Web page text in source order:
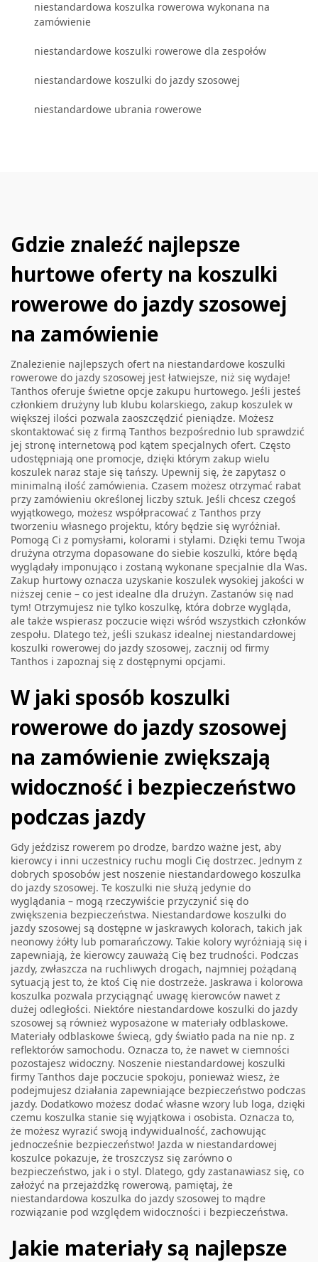
niestandardowa koszulka rowerowa wykonana na
zamówienie
niestandardowe koszulki rowerowe dla zespołów
niestandardowe koszulki do jazdy szosowej
niestandardowe ubrania rowerowe
Gdzie znaleźć najlepsze
hurtowe oferty na koszulki
rowerowe do jazdy szosowej
na zamówienie
Znalezienie najlepszych ofert na niestandardowe koszulki
rowerowe do jazdy szosowej jest łatwiejsze, niż się wydaje!
Tanthos oferuje świetne opcje zakupu hurtowego. Jeśli jesteś
członkiem drużyny lub klubu kolarskiego, zakup koszulek w
większej ilości pozwala zaoszczędzić pieniądze. Możesz
skontaktować się z firmą Tanthos bezpośrednio lub sprawdzić
jej stronę internetową pod kątem specjalnych ofert. Często
udostępniają one promocje, dzięki którym zakup wielu
koszulek naraz staje się tańszy. Upewnij się, że zapytasz o
minimalną ilość zamówienia. Czasem możesz otrzymać rabat
przy zamówieniu określonej liczby sztuk. Jeśli chcesz czegoś
wyjątkowego, możesz współpracować z Tanthos przy
tworzeniu własnego projektu, który będzie się wyróżniał.
Pomogą Ci z pomysłami, kolorami i stylami. Dzięki temu Twoja
drużyna otrzyma dopasowane do siebie koszulki, które będą
wyglądały imponująco i zostaną wykonane specjalnie dla Was.
Zakup hurtowy oznacza uzyskanie koszulek wysokiej jakości w
niższej cenie – co jest idealne dla drużyn. Zastanów się nad
tym! Otrzymujesz nie tylko koszulkę, która dobrze wygląda,
ale także wspierasz poczucie więzi wśród wszystkich członków
zespołu. Dlatego też, jeśli szukasz idealnej niestandardowej
koszulki rowerowej do jazdy szosowej, zacznij od firmy
Tanthos i zapoznaj się z dostępnymi opcjami.
W jaki sposób koszulki
rowerowe do jazdy szosowej
na zamówienie zwiększają
widoczność i bezpieczeństwo
podczas jazdy
Gdy jeździsz rowerem po drodze, bardzo ważne jest, aby
kierowcy i inni uczestnicy ruchu mogli Cię dostrzec. Jednym z
dobrych sposobów jest noszenie niestandardowego koszulka
do jazdy szosowej. Te koszulki nie służą jedynie do
wyglądania – mogą rzeczywiście przyczynić się do
zwiększenia bezpieczeństwa. Niestandardowe koszulki do
jazdy szosowej są dostępne w jaskrawych kolorach, takich jak
neonowy żółty lub pomarańczowy. Takie kolory wyróżniają się i
zapewniają, że kierowcy zauważą Cię bez trudności. Podczas
jazdy, zwłaszcza na ruchliwych drogach, najmniej pożądaną
sytuacją jest to, że ktoś Cię nie dostrzeże. Jaskrawa i kolorowa
koszulka pozwala przyciągnąć uwagę kierowców nawet z
dużej odległości. Niektóre niestandardowe koszulki do jazdy
szosowej są również wyposażone w materiały odblaskowe.
Materiały odblaskowe świecą, gdy światło pada na nie np. z
reflektorów samochodu. Oznacza to, że nawet w ciemności
pozostajesz widoczny. Noszenie niestandardowej koszulki
firmy Tanthos daje poczucie spokoju, ponieważ wiesz, że
podejmujesz działania zapewniające bezpieczeństwo podczas
jazdy. Dodatkowo możesz dodać własne wzory lub loga, dzięki
czemu koszulka stanie się wyjątkowa i osobista. Oznacza to,
że możesz wyrazić swoją indywidualność, zachowując
jednocześnie bezpieczeństwo! Jazda w niestandardowej
koszulce pokazuje, że troszczysz się zarówno o
bezpieczeństwo, jak i o styl. Dlatego, gdy zastanawiasz się, co
założyć na przejażdżkę rowerową, pamiętaj, że
niestandardowa koszulka do jazdy szosowej to mądre
rozwiązanie pod względem widoczności i bezpieczeństwa.
Jakie materiały są najlepsze